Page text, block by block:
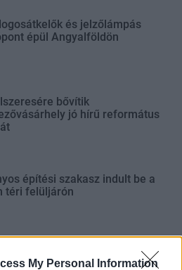
My Personal Information
és jelzőlámpás
épül Angyalföldön
bővítik
jó hírű református
építési szakasz indult be a
téri felüljárón